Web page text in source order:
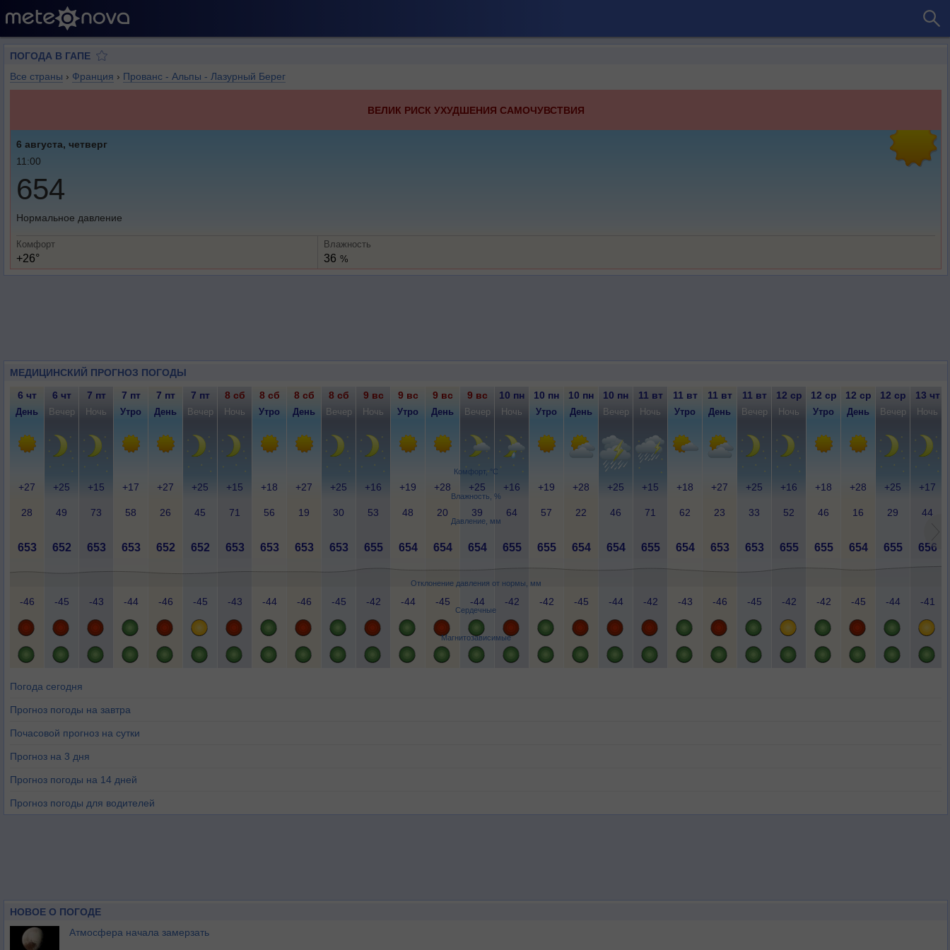
ПОГОДА В ГАПЕ
Все страны › Франция › Прованс - Альпы - Лазурный Берег
ВЕЛИК РИСК УХУДШЕНИЯ САМОЧУВСТВИЯ
6 августа, четверг
11:00
654
Нормальное давление
Комфорт
+26°
Влажность
36 %
МЕДИЦИНСКИЙ ПРОГНОЗ ПОГОДЫ
Комфорт, °C
Влажность, %
Давление, мм
Отклонение давления от нормы, мм
Сердечные
Магнитозависимые
6 чт 6 чт 7 пт 7 пт 7 пт 7 пт 8 сб 8 сб 8 сб 8 сб 9 вс 9 вс 9 вс 9 вс 10 пн 10 пн 10 пн 10 пн 11 вт 11 вт 11 вт 11 вт 12 ср 12 ср 12 ср 12 ср 13 чт
День Вечер Ночь Утро День Вечер Ночь Утро День Вечер Ночь Утро День Вечер Ночь Утро День Вечер Ночь Утро День Вечер Ночь Утро День Вечер Ночь
+27 +25 +15 +17 +27 +25 +15 +18 +27 +25 +16 +19 +28 +25 +16 +19 +28 +25 +15 +18 +27 +25 +16 +18 +28 +25 +17
28 49 73 58 26 45 71 56 19 30 53 48 20 39 64 57 22 46 71 62 23 33 52 46 16 29 44
653 652 653 653 652 652 653 653 653 653 655 654 654 654 655 655 654 654 655 654 653 653 655 655 654 655 656
-46 -45 -43 -44 -46 -45 -43 -44 -46 -45 -42 -44 -45 -44 -42 -42 -45 -44 -42 -43 -46 -45 -42 -42 -45 -44 -41
Погода сегодня
Прогноз погоды на завтра
Почасовой прогноз на сутки
Прогноз на 3 дня
Прогноз погоды на 14 дней
Прогноз погоды для водителей
НОВОЕ О ПОГОДЕ
Атмосфера начала замерзать